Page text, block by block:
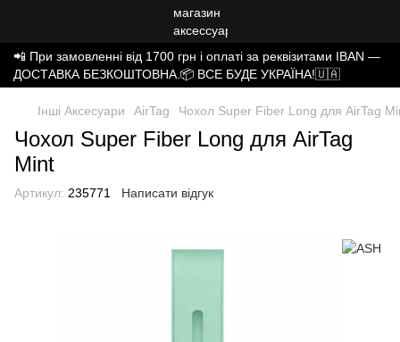
📲 При замовленні від 1700 грн і оплаті за реквізитами IBAN —
ДОСТАВКА БЕЗКОШТОВНА.📦 ВСЕ БУДЕ УКРАЇНА!🇺🇦
Інші Аксесуари AirTag Чохол Super Fiber Long для AirTag
Чохол Super Fiber Long для AirTag
Mint
Артикул: 235771 Написати відгук